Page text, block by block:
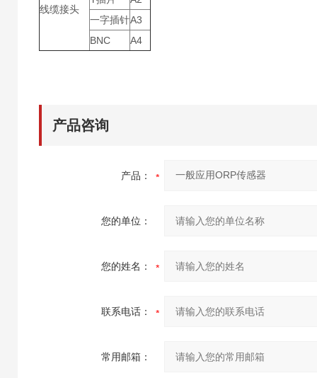
线缆接头
一字插针A3
BNC
A4
产品咨询
产品：
您的单位：
您的姓名：
联系电话：
常用邮箱：